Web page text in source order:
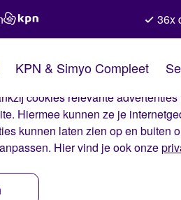
cookies zorgen wij ervoor dat je
cookies relevante advertenties
Hiermee kunnen ze je
kunnen laten zien op en buiten
Hier vind je ook onze
36x
KPN & Simyo Compleet